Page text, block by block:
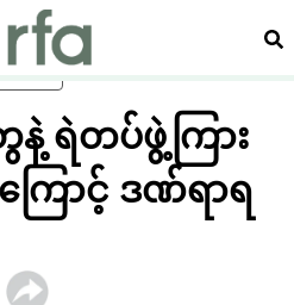
ရန် ရှာ
ရဲတပ်ဖွဲ့ကြား
ြောင့် ဒဏ်ရာရ